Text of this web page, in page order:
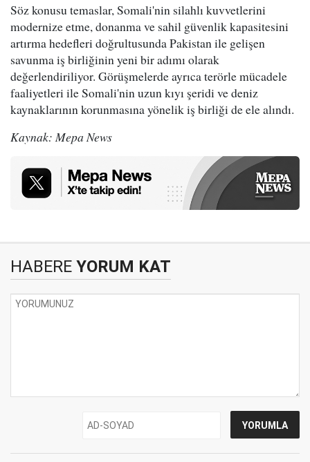
Söz konusu temaslar, Somali'nin silahlı kuvvetlerini
modernize etme, donanma ve sahil güvenlik kapasitesini
artırma hedefleri doğrultusunda Pakistan ile gelişen
savunma iş birliğinin yeni bir adımı olarak
değerlendiriliyor. Görüşmelerde ayrıca terörle mücadele
faaliyetleri ile Somali'nin uzun kıyı şeridi ve deniz
kaynaklarının korunmasına yönelik iş birliği de ele alındı.
Kaynak: Mepa News
HABERE YORUM KAT